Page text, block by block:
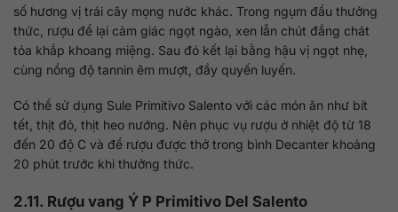
số hương vị trái cây mọng nước khác. Trong ngụm đầu thưởng
thức, rượu để lại cảm giác ngọt ngào, xen lẫn chút đắng chát
tỏa khắp khoang miệng. Sau đó kết lại bằng hậu vị ngọt nhẹ,
cùng nồng độ tannin êm mượt, đầy quyến luyến.
Có thể sử dụng Sule Primitivo Salento với các món ăn như bít
tết, thịt đỏ, thịt heo nướng. Nên phục vụ rượu ở nhiệt độ từ 18
đến 20 độ C và để rượu được thở trong bình Decanter khoảng
20 phút trước khi thưởng thức.
2.11. Rượu vang Ý P Primitivo Del Salento